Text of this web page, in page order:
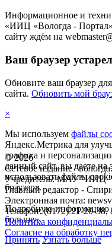
©2026
Сетевое издание
Учредитель: МАУ "ИИЦ
Главный редактор -
Электронная почта:
Телефон: (8172) 21-20-38,
Политика
Согласие на обработку
Информационное и
«ИИЦ «Вологда -
сайту ждём на
Ваш браузер
Обновите ваш браузер
сайта. Обновить мой
×
Мы используем файлы
Яндекс.Метрика для
трафика и
данный сайт, вы даете на
использовать файлы
браузера.
Подробную информацию
больше».
Принять Узнать больше